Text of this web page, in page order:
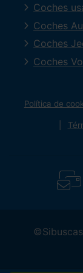
Coches
Coches
Coches
Coches
Política de